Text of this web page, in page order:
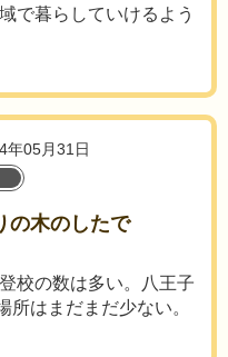
で暮らしていけるよう
年05月31日
の木のしたで
校の数は多い。八王子
所はまだまだ少ない。